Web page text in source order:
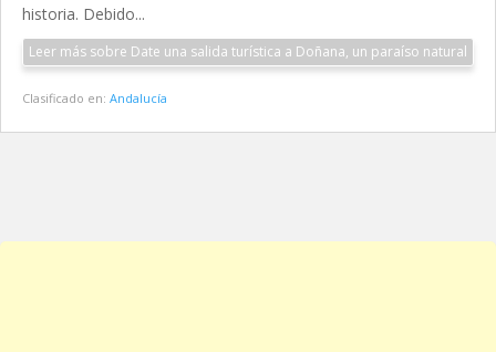
historia. Debido...
Leer más sobre Date una salida turística a Doñana, un paraíso natural
Clasificado en: Andalucía